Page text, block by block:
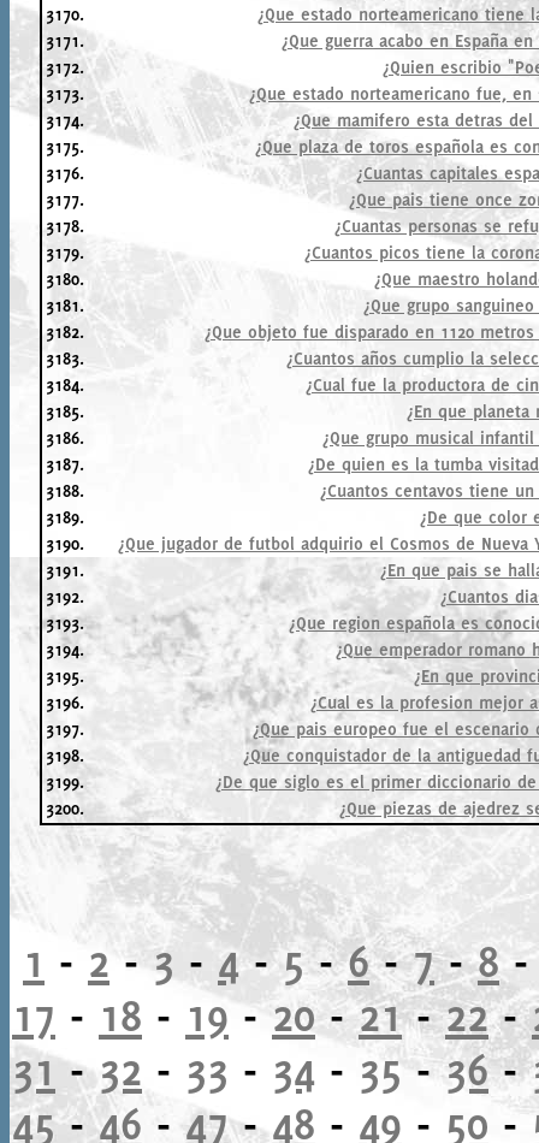
3170.
¿Que estado norteamericano tiene
3171.
¿Que guerra acabo en España
3172.
¿Quien escribio
3173.
¿Que estado norteamericano fue,
3174.
¿Que mamifero esta detras
3175.
¿Que plaza de toros española es
3176.
¿Cuantas capitales
3177.
¿Que pais tiene once
3178.
¿Cuantas personas se
3179.
¿Cuantos picos tiene la
3180.
¿Que maestro
3181.
¿Que grupo
3182.
¿Que objeto fue disparado en 1120
3183.
¿Cuantos años cumplio la
3184.
¿Cual fue la productora de
3185.
¿En que planeta
3186.
¿Que grupo musical
3187.
¿De quien es la tumba
3188.
¿Cuantos centavos tiene
3189.
¿De que color
3190.
¿Que jugador de futbol adquirio el Cosmos de
3191.
¿En que pais se
3192.
¿Cuantos
3193.
¿Que region española es
3194.
¿Que emperador romano
3195.
¿En que
3196.
¿Cual es la profesion mejor
3197.
¿Que pais europeo fue el
3198.
¿Que conquistador de la antiguedad
3199.
¿De que siglo es el primer diccionario de
3200.
¿Que piezas de ajedrez
1 - 2-3 - 4-5-6-7-8
17 - 18 - 19-20-21-22-
31-32 - 33 - 34 - 35-36-
45-46-47-48 - 49 - 50 -